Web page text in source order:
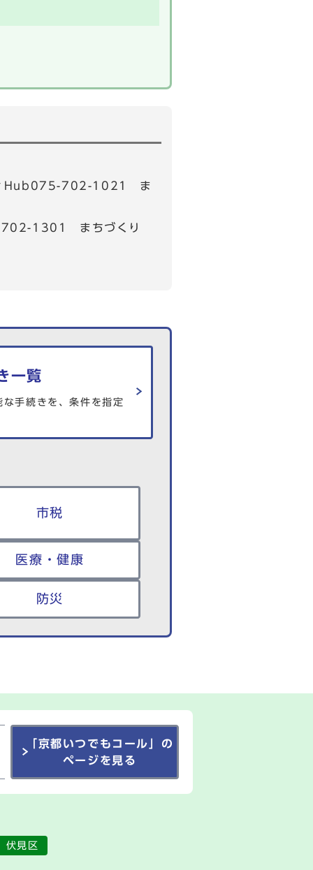
ィHub075-702-1021 ま
702-1301 まちづくり
一覧
手続きを、条件を指定
市税
医療・健康
防災
「京都いつでもコール」の
ページを見る
伏見区